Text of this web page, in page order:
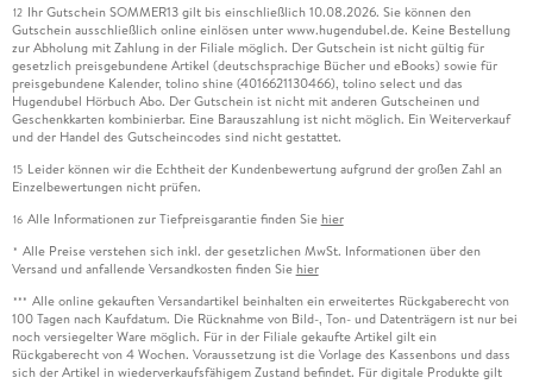
12. Der Bildschwerpunkt . . . 141
Die Wirkung eines Bildschwerpunkts . . . 142
Das Platzieren des Schwerpunkts . . . 143
Mittel der Betonung . . . 144
Tutorial . . . 146
Fazit . . . 149
12 Ihr Gutschein SOMMER13 gilt bis einschließlich 10.08.2026. Sie können den
Gutschein ausschließlich online einlösen unter www.hugendubel.de. Keine Bestellung
zur Abholung mit Zahlung in der Filiale möglich. Der Gutschein ist nicht gültig für
gesetzlich preisgebundene Artikel (deutschsprachige Bücher und eBooks) sowie für
preisgebundene Kalender, tolino shine (4016621130466), tolino select und das
Hugendubel Hörbuch Abo. Der Gutschein ist nicht mit anderen Gutscheinen und
Geschenkkarten kombinierbar. Eine Barauszahlung ist nicht möglich. Ein Weiterverkauf
und der Handel des Gutscheincodes sind nicht gestattet.
15 Leider können wir die Echtheit der Kundenbewertung aufgrund der großen Zahl an
Einzelbewertungen nicht prüfen.
16 Alle Informationen zur Tiefpreisgarantie finden Sie hier
* Alle Preise verstehen sich inkl. der gesetzlichen MwSt. Informationen über den
Versand und anfallende Versandkosten finden Sie hier
*** Alle online gekauften Versandartikel beinhalten ein erweitertes Rückgaberecht von
100 Tagen nach Kaufdatum. Die Rücknahme von Bild-, Ton- und Datenträgern ist nur bei
noch versiegelter Ware möglich. Für in der Filiale gekaufte Artikel gilt ein
Rückgaberecht von 4 Wochen. Voraussetzung ist die Vorlage des Kassenbons und dass
sich der Artikel in wiederverkaufsfähigem Zustand befindet. Für digitale Produkte gilt